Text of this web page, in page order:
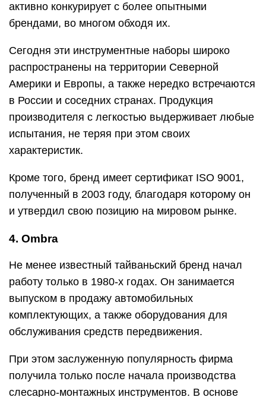
активно конкурирует с более опытными
брендами, во многом обходя их.
Сегодня эти инструментные наборы широко
распространены на территории Северной
Америки и Европы, а также нередко встречаются
в России и соседних странах. Продукция
производителя с легкостью выдерживает любые
испытания, не теряя при этом своих
характеристик.
Кроме того, бренд имеет сертификат ISO 9001,
полученный в 2003 году, благодаря которому он
и утвердил свою позицию на мировом рынке.
4. Ombra
Не менее известный тайваньский бренд начал
работу только в 1980-х годах. Он занимается
выпуском в продажу автомобильных
комплектующих, а также оборудования для
обслуживания средств передвижения.
При этом заслуженную популярность фирма
получила только после начала производства
слесарно-монтажных инструментов. В основе